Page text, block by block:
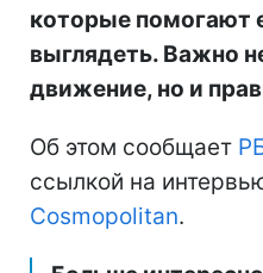
которые помогают
выглядеть. Важно
движение, но и
Об этом сообщает
ссылкой на
Cosmopolitan.